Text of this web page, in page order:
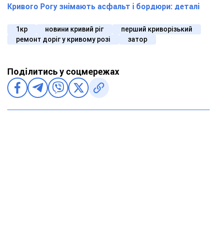
Кривого Рогу знімають асфальт і бордюри: деталі
1кр новини кривий ріг
перший криворізький
ремонт доріг у кривому розі
затор
Поділитись у соцмережах